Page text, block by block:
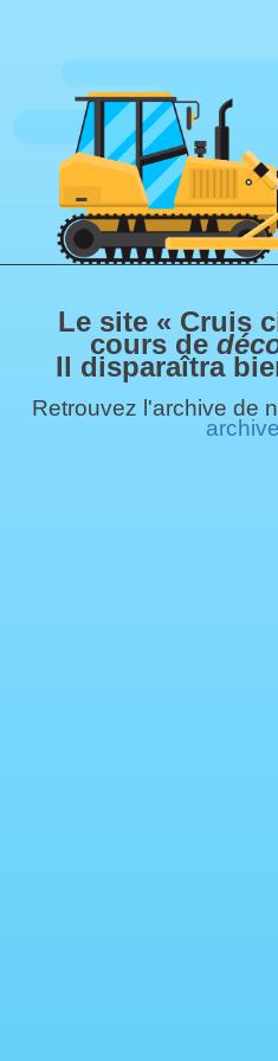
Le site « Cruis
cours de
Il disparaîtra
Retrouvez l'archive de